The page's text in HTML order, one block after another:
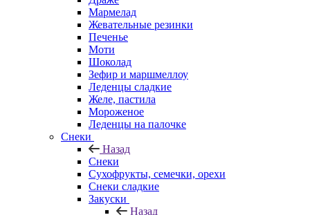
Мармелад
Жевательные резинки
Печенье
Моти
Шоколад
Зефир и маршмеллоу
Леденцы сладкие
Желе, пастила
Мороженое
Леденцы на палочке
Снеки
Назад
Снеки
Сухофрукты, семечки, орехи
Снеки сладкие
Закуски
Назад